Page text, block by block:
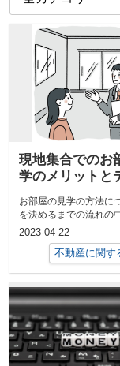
現地集合でのお
学のメリットと
お部屋の見学の方法に
を決めるまでの流れの
の見学があります。物
ットに出て...
2023-04-22
不動産に関す